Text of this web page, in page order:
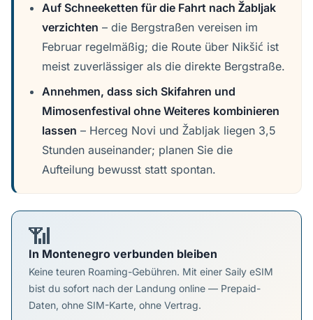
Auf Schneeketten für die Fahrt nach Žabljak
verzichten – die Bergstraßen vereisen im
Februar regelmäßig; die Route über Nikšić ist
meist zuverlässiger als die direkte Bergstraße.
Annehmen, dass sich Skifahren und
Mimosenfestival ohne Weiteres kombinieren
lassen – Herceg Novi und Žabljak liegen 3,5
Stunden auseinander; planen Sie die
Aufteilung bewusst statt spontan.
📶
In Montenegro verbunden bleiben
Keine teuren Roaming-Gebühren. Mit einer Saily eSIM
bist du sofort nach der Landung online — Prepaid-
Daten, ohne SIM-Karte, ohne Vertrag.